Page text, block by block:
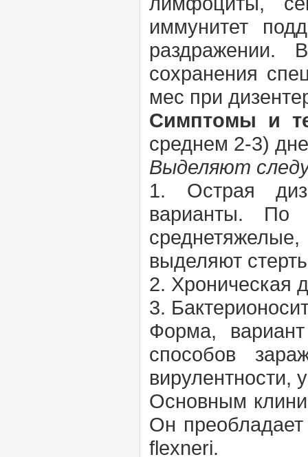
иммунитет
раздражении.
сохранения
мес при
Симптомы и
среднем 2-3)
Выделяют
1. Острая
варианты. По
выделяют
2. Хроническая
3.
Форма,
способов
вирулентности,
Основным
Он
flexneri.